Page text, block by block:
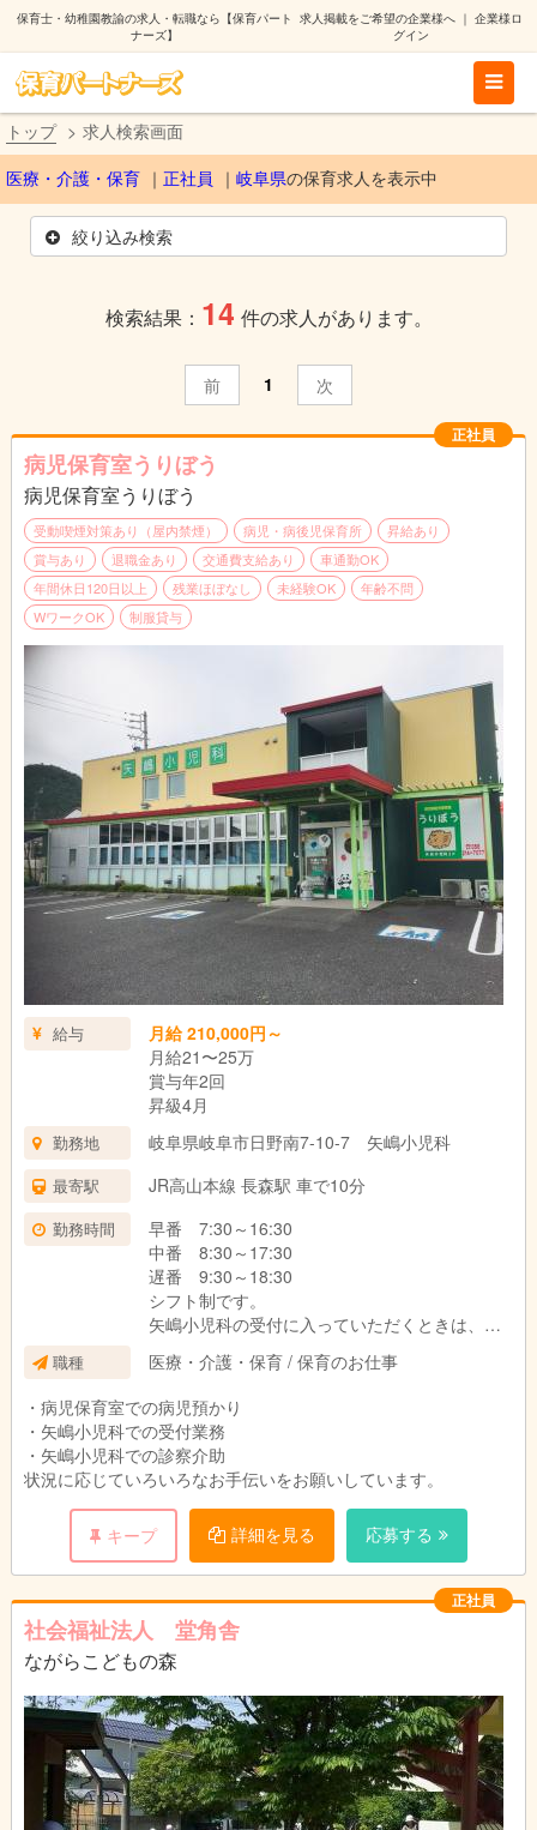
保育士・幼稚園教諭の求人・転職なら【保育パート
ナーズ】
求人掲載をご希望の企業様へ｜ 企業様ロ
グイン
トップ 求人検索画面
医療・介護・保育 正社員 岐阜県の保育求人を表示中
絞り込み検索
検索結果： 14 件の求人があります。
前 1 次
正社員
病児保育室うりぼう
病児保育室うりぼう
受動喫煙対策あり（屋内禁煙） 病児・病後児保育所
昇給あり
賞与あり
退職金あり 交通費支給あり
車通勤OK
年間休日120日以上
残業ほぼなし 未経験OK
年齢不問
WワークOK
制服貸与
給与
月給 210,000円～
月給21〜25万
賞与年2回
昇級4月
勤務地 岐阜県岐阜市日野南7-10-7 矢嶋小児科
最寄駅 JR高山本線 長森駅 車で10分
勤務時間
早番 7:30～16:30
中番 8:30～17:30
遅番 9:30～18:30
シフト制です。
矢嶋小児科の受付に入っていただくときは、
8：30〜12：30 と 15：00〜19：00 となりま
す。
職種
医療・介護・保育 / 保育のお仕事
・病児保育室での病児預かり
・矢嶋小児科での受付業務
・矢嶋小児科での診察介助
状況に応じていろいろなお手伝いをお願いしています。
キープ 詳細を見る 応募する
正社員
社会福祉法人 堂角舎
ながらこどもの森